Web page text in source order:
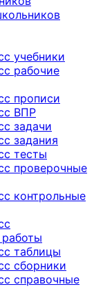
учебники
рабочие
прописи
ВПР
задачи
задания
тесты
проверочные
контрольные
таблицы
сборники
справочные